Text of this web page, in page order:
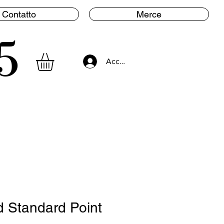
Contatto Merce
Accedi
Standard Point